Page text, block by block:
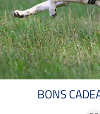
BONS